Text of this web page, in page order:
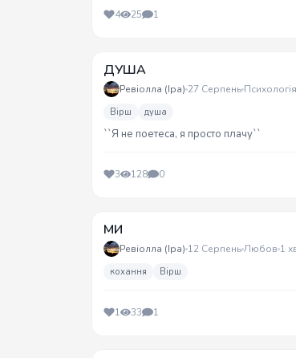
4 25 1
ДУША
Ревіолла (Іра) 27 Серпень
Вірш душа
``Я не поетеса, я просто плачу``
3 128 0
МИ
Ревіолла (Іра) 12 СерпеньЛюбов 1
кохання Вірш
1 33 1